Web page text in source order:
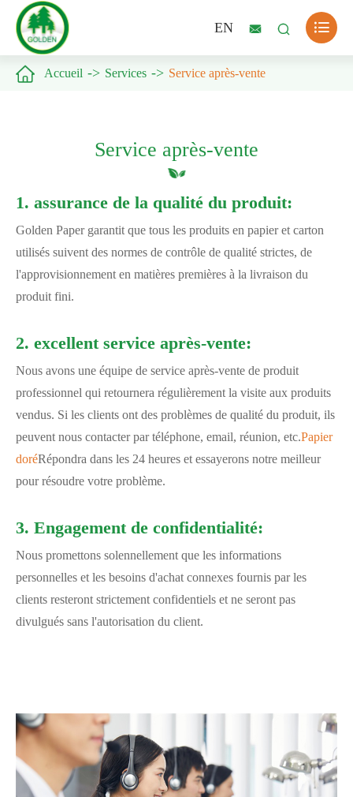
EN   
 Accueil Services Service après-vente
Service après-vente
1. assurance de la qualité du produit:
Golden Paper garantit que tous les produits en papier et carton
utilisés suivent des normes de contrôle de qualité strictes, de
l'approvisionnement en matières premières à la livraison du
produit fini.
2. excellent service après-vente:
Nous avons une équipe de service après-vente de produit
professionnel qui retournera régulièrement la visite aux produits
vendus. Si les clients ont des problèmes de qualité du produit, ils
peuvent nous contacter par téléphone, email, réunion, etc.Papier
doréRépondra dans les 24 heures et essayerons notre meilleur
pour résoudre votre problème.
3. Engagement de confidentialité:
Nous promettons solennellement que les informations
personnelles et les besoins d'achat connexes fournis par les
clients resteront strictement confidentiels et ne seront pas
divulgués sans l'autorisation du client.